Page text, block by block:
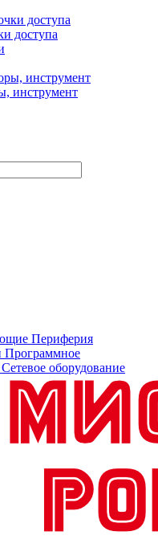
доступа
инструмент
Периферия
Программное
Сетевое оборудование